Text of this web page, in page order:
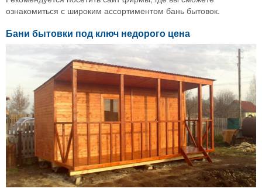
ознакомиться с широким ассортиментом бань бытовок.
Бани бытовки под ключ недорого цена